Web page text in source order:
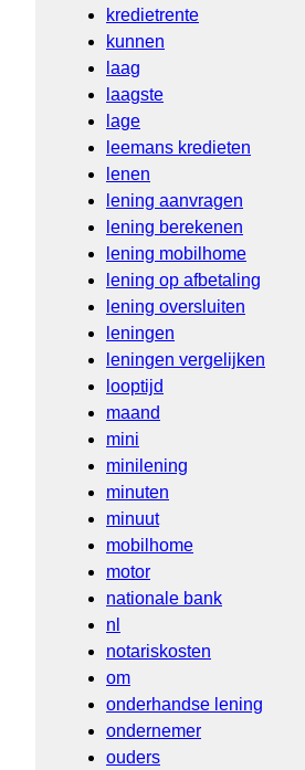
kredietrente
kunnen
laag
laagste
lage
leemans kredieten
lenen
lening aanvragen
lening berekenen
lening mobilhome
lening op afbetaling
lening oversluiten
leningen
leningen vergelijken
looptijd
maand
mini
minilening
minuten
minuut
mobilhome
motor
nationale bank
nl
notariskosten
om
onderhandse lening
ondernemer
ouders